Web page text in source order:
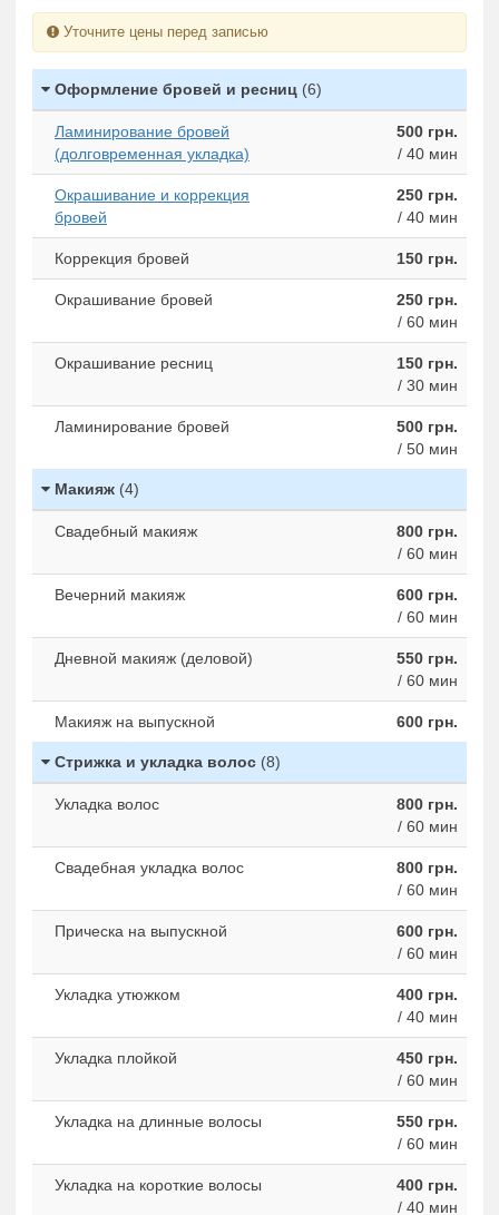
Уточните цены перед записью
Оформление бровей и ресниц (6)
Ламинирование бровей
(долговременная укладка)
500 грн.
/ 40 мин
Окрашивание и коррекция
бровей
250 грн.
/ 40 мин
Коррекция бровей 150 грн.
Окрашивание бровей
250 грн.
/ 60 мин
Окрашивание ресниц
150 грн.
/ 30 мин
Ламинирование бровей
500 грн.
/ 50 мин
Макияж (4)
Свадебный макияж
800 грн.
/ 60 мин
Вечерний макияж
600 грн.
/ 60 мин
Дневной макияж (деловой)
550 грн.
/ 60 мин
Макияж на выпускной 600 грн.
Стрижка и укладка волос (8)
Укладка волос
800 грн.
/ 60 мин
Свадебная укладка волос
800 грн.
/ 60 мин
Прическа на выпускной
600 грн.
/ 60 мин
Укладка утюжком
400 грн.
/ 40 мин
Укладка плойкой
450 грн.
/ 60 мин
Укладка на длинные волосы
550 грн.
/ 60 мин
Укладка на короткие волосы
400 грн.
/ 40 мин